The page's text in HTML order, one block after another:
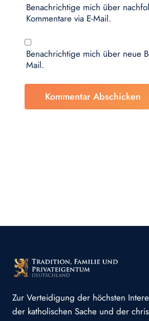
Benachrichtige mich über
Kommentare via E-Mail.
Benachrichtige mich über neue
Mail.
Zur Verteidigung der höchsten
der katholischen Sache und der